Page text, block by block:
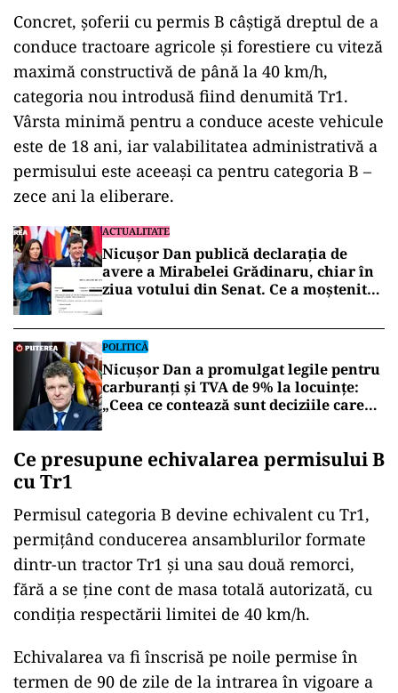
Concret, șoferii cu permis B câștigă dreptul de a
conduce tractoare agricole și forestiere cu viteză
maximă constructivă de până la 40 km/h,
categoria nou introdusă fiind denumită Tr1.
Vârsta minimă pentru a conduce aceste vehicule
este de 18 ani, iar valabilitatea administrativă a
permisului este aceeași ca pentru categoria B –
zece ani la eliberare.
ACTUALITATE
Nicușor Dan publică declarația de
avere a Mirabelei Grădinaru, chiar în
ziua votului din Senat. Ce a moștenit
POLITICĂ
Nicușor Dan a promulgat legile pentru
carburanți și TVA de 9% la locuințe:
„Ceea ce contează sunt deciziile care
Ce presupune echivalarea permisului B
cu Tr1
Permisul categoria B devine echivalent cu Tr1,
permițând conducerea ansamblurilor formate
dintr-un tractor Tr1 și una sau două remorci,
fără a se ține cont de masa totală autorizată, cu
condiția respectării limitei de 40 km/h.
Echivalarea va fi înscrisă pe noile permise în
termen de 90 de zile de la intrarea în vigoare a